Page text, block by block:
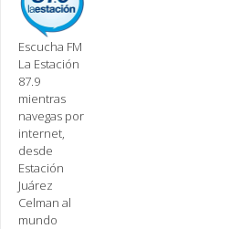
Escucha FM
La Estación
87.9
mientras
navegas por
internet,
desde
Estación
Juárez
Celman al
mundo